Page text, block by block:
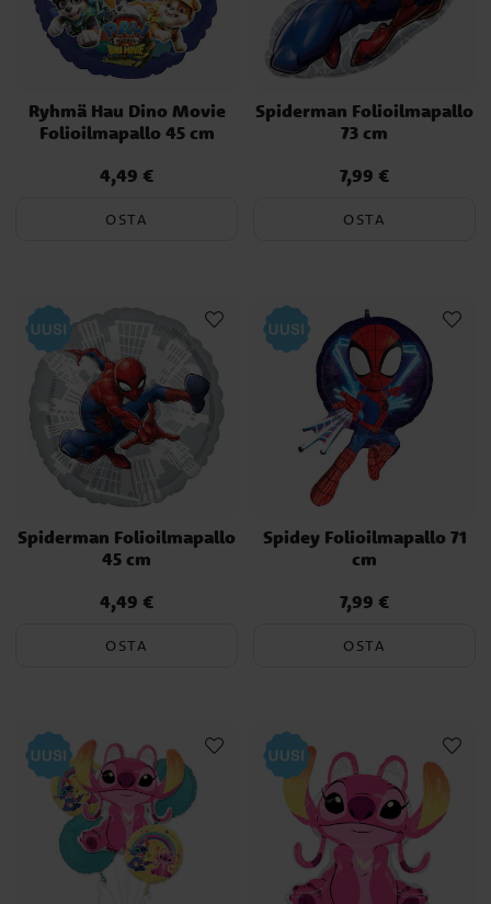
Ryhmä Hau Dino Movie
Folioilmapallo 45 cm
Hinta:4,49 €
4,49 €
OSTA
Spiderman Folioilmapallo
73 cm
Hinta:7,99 €
7,99 €
OSTA
Spiderman Folioilmapallo
45 cm
Hinta:4,49 €
4,49 €
OSTA
Spidey Folioilmapallo 71
cm
Hinta:7,99 €
7,99 €
OSTA